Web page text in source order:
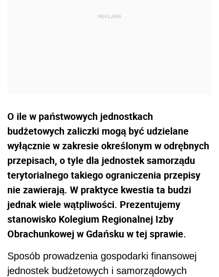
O ile w państwowych jednostkach
budżetowych zaliczki mogą być udzielane
wyłącznie w zakresie określonym w odrębnych
przepisach, o tyle dla jednostek samorządu
terytorialnego takiego ograniczenia przepisy
nie zawierają. W praktyce kwestia ta budzi
jednak wiele wątpliwości. Prezentujemy
stanowisko Kolegium Regionalnej Izby
Obrachunkowej w Gdańsku w tej sprawie.
Sposób prowadzenia gospodarki finansowej
jednostek budżetowych i samorządowych